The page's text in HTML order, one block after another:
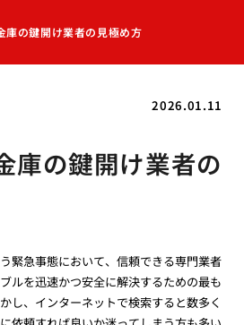
庫の鍵開け業者の見極め方
2026.01.11
庫の鍵開け業者の
緊急事態において、信頼できる専門業者
ルを迅速かつ安全に解決するための最も
し、インターネットで検索すると数多く